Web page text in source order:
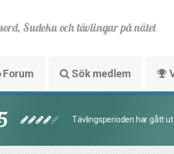
Sudoku och tävlingar på nätet
Forum Sök medlem
Tävlingsperioden har gått ut